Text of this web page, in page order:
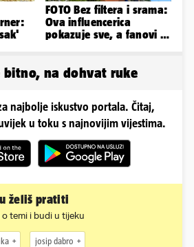
FOTO Bez filtera i srama:
Ova influencerica
pokazuje sve, a fanovi je
bitno, na dohvat ruke
najbolje iskustvo portala. Čitaj,
u toku s najnovijim vijestima.
želiš pratiti
temi i budi u tijeku
josip dabro